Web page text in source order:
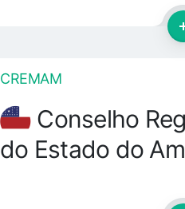
CREMAM
Conselho
do Estado do